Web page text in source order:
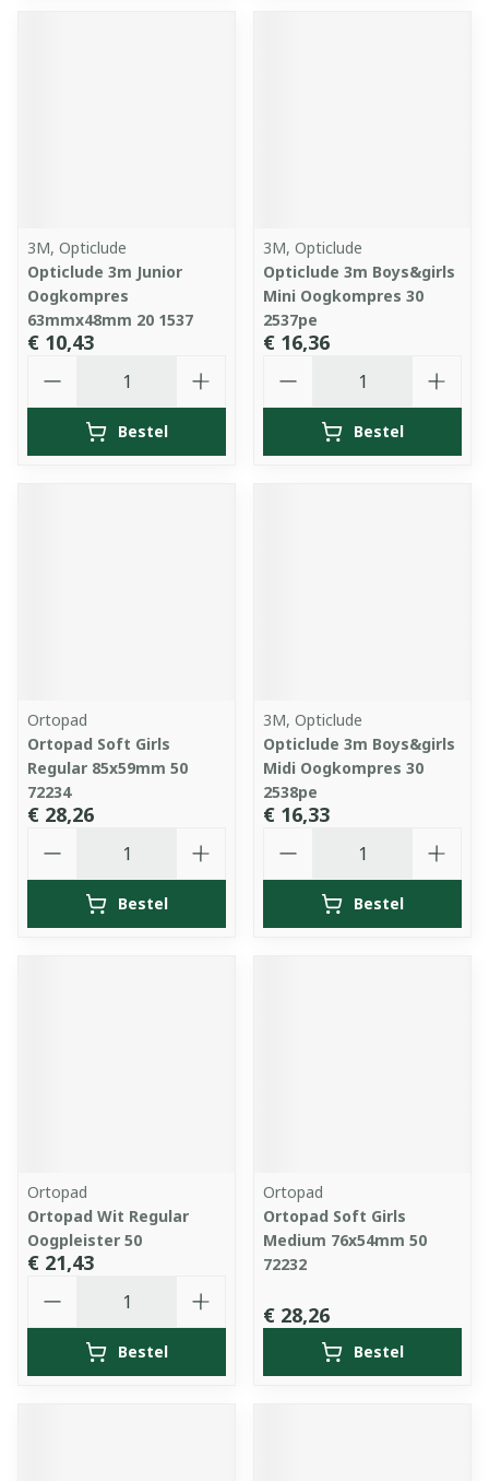
3M, Opticlude
Opticlude 3m Junior
Oogkompres
63mmx48mm 20 1537
€ 10,43
Bestel
3M, Opticlude
Opticlude 3m Boys&girls
Mini Oogkompres 30
2537pe
€ 16,36
Bestel
Ortopad
Ortopad Soft Girls
Regular 85x59mm 50
72234
€ 28,26
Bestel
3M, Opticlude
Opticlude 3m Boys&girls
Midi Oogkompres 30
2538pe
€ 16,33
Bestel
Ortopad
Ortopad Wit Regular
Oogpleister 50
€ 21,43
Bestel
Ortopad
Ortopad Soft Girls
Medium 76x54mm 50
72232
€ 28,26
Bestel